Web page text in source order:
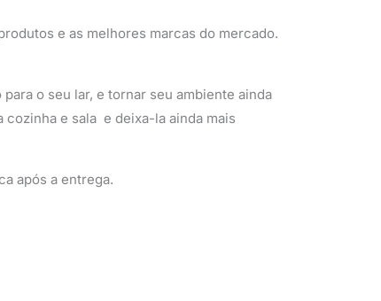
e as melhores marcas do mercado.
o seu lar, e tornar seu ambiente ainda
e sala e deixa-la ainda mais
após a entrega.